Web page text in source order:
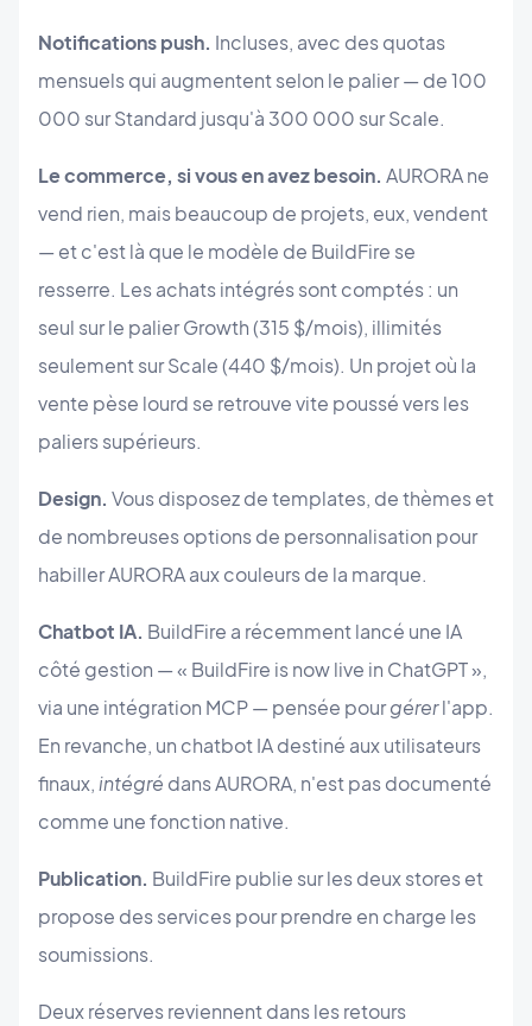
Notifications push. Incluses, avec des quotas
mensuels qui augmentent selon le palier — de 100
000 sur Standard jusqu'à 300 000 sur Scale.
Le commerce, si vous en avez besoin. AURORA ne
vend rien, mais beaucoup de projets, eux, vendent
— et c'est là que le modèle de BuildFire se
resserre. Les achats intégrés sont comptés : un
seul sur le palier Growth (315 $/mois), illimités
seulement sur Scale (440 $/mois). Un projet où la
vente pèse lourd se retrouve vite poussé vers les
paliers supérieurs.
Design. Vous disposez de templates, de thèmes et
de nombreuses options de personnalisation pour
habiller AURORA aux couleurs de la marque.
Chatbot IA. BuildFire a récemment lancé une IA
côté gestion — « BuildFire is now live in ChatGPT »,
via une intégration MCP — pensée pourgérerl'app.
En revanche, un chatbot IA destiné aux utilisateurs
finaux,intégré dans AURORA, n'est pas documenté
comme une fonction native.
Publication. BuildFire publie sur les deux stores et
propose des services pour prendre en charge les
soumissions.
Deux réserves reviennent dans les retours